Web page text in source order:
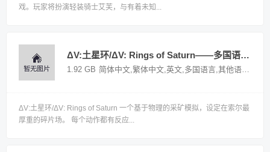
戏。玩家将扮演轻装骑士艾芙，与有着未知...
ΔV:土星环/ΔV: Rings of Saturn——多国语言（含简体中文）免安装解压即玩版
1.92 GB 简体中文,繁体中文,英文,多国语言,其他语言
ΔV:土星环/ΔV: Rings of Saturn 一个基于物理的采矿模拟，设定在索尔最
厚重的碎片场。 每个动作都有反应...